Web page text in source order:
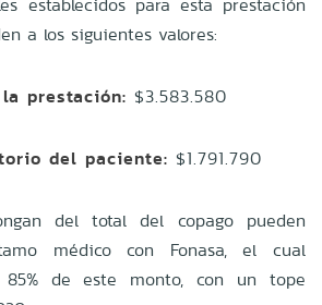
a los siguientes valores:
prestación: $3.583.580
del paciente: $1.791.790
del total del copago pueden
médico con Fonasa, el cual
de este monto, con un tope